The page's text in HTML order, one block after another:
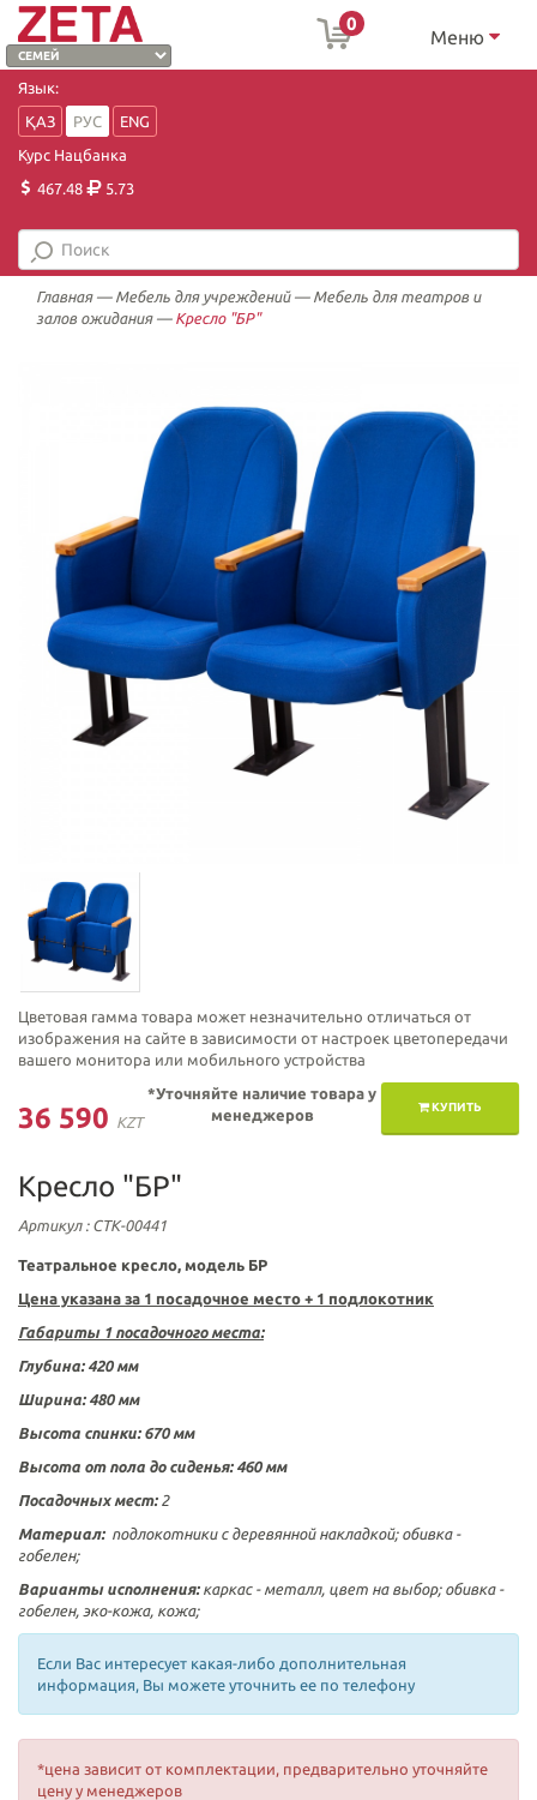
0
Меню
Язык:
ҚАЗ
РУС
ENG
Курс Нацбанка
467.48
5.73
Главная— Мебель для учреждений— Мебель для театров и
залов ожидания— Кресло "БР"
Цветовая гамма товара может незначительно отличаться от
изображения на сайте в зависимости от настроек цветопередачи
вашего монитора или мобильного устройства
36 590 KZT
КУПИТЬ
*Уточняйте наличие товара у
менеджеров
Кресло "БР"
Артикул: СТК-00441
Театральное кресло, модель БР
Цена указана за 1 посадочное место + 1 подлокотник
Габариты 1 посадочного места:
Глубина: 420 мм
Ширина: 480 мм
Высота спинки: 670 мм
Высота от пола до сиденья: 460 мм
Посадочных мест:2
Материал: подлокотники с деревянной накладкой; обивка -
гобелен;
Варианты исполнения: каркас - металл, цвет на выбор; обивка -
гобелен, эко-кожа, кожа;
Если Вас интересует какая-либо дополнительная
информация, Вы можете уточнить ее по телефону
*цена зависит от комплектации, предварительно уточняйте
цену у менеджеров